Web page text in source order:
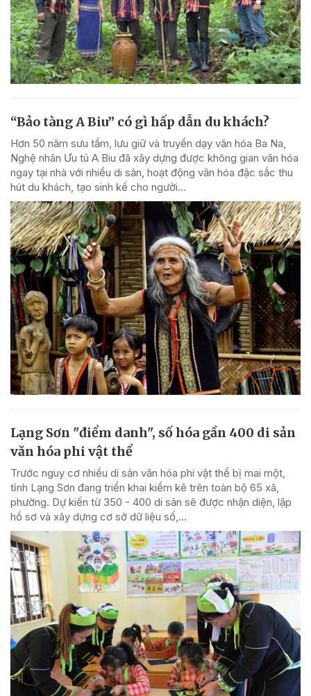
“Bảo tàng A Biu” có gì hấp dẫn du khách?
Hơn 50 năm sưu tầm, lưu giữ và truyền dạy văn hóa Ba Na,
Nghệ nhân Ưu tú A Biu đã xây dựng được không gian văn hóa
ngay tại nhà với nhiều di sản, hoạt động văn hóa đặc sắc thu
hút du khách, tạo sinh kế cho người...
Lạng Sơn "điểm danh", số hóa gần 400 di sản
văn hóa phi vật thể
Trước nguy cơ nhiều di sản văn hóa phi vật thể bị mai một,
tỉnh Lạng Sơn đang triển khai kiểm kê trên toàn bộ 65 xã,
phường. Dự kiến từ 350 - 400 di sản sẽ được nhận diện, lập
hồ sơ và xây dựng cơ sở dữ liệu số,...